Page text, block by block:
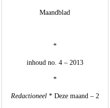
Maandblad
*
inhoud no. 4 – 2013
*
Redactioneel * Deze maand – 2